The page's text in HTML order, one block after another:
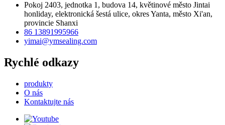
Pokoj 2403, jednotka 1, budova 14, květinové město Jintai
honliday, elektronická šestá ulice, okres Yanta, město Xi'an,
provincie Shanxi
86 13891995966
yimai@ymsealing.com
Rychlé odkazy
produkty
O nás
Kontaktujte nás